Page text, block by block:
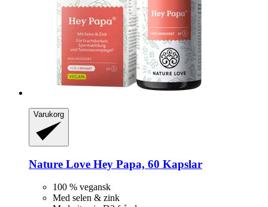
Varukorg
Nature Love Hey Papa, 60 Kapslar
100 % vegansk
Med selen & zink